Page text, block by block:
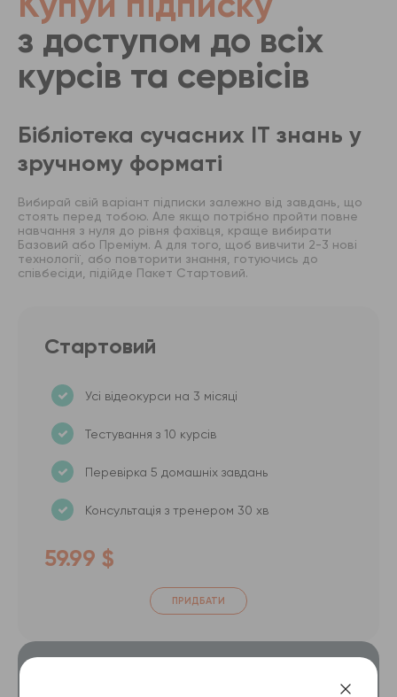
з доступом до всіх
курсів та сервісів
Бібліотека сучасних IT знань у
зручному форматі
Вибирай свій варіант підписки залежно від завдань, що
стоять перед тобою. Але якщо потрібно пройти повне
навчання з нуля до рівня фахівця, краще вибирати
Базовий або Преміум. А для того, щоб вивчити 2-3 нові
технології, або повторити знання, готуючись до
співбесіди, підійде Пакет Стартовий.
Стартовий
Усі відеокурси на 3 місяці
Тестування з 10 курсів
Перевірка 5 домашніх завдань
Консультація з тренером 30 хв
59.99 $
ПРИДБАТИ